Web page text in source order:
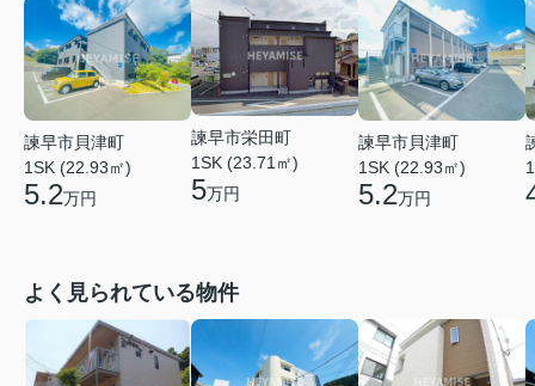
諫早市貝津町
1SK (22.93㎡)
5.2万円
諫早市栄田町
1SK (23.71㎡)
5万円
諫早市貝津町
1SK (22.93㎡)
5.2万円
よく見られている物件